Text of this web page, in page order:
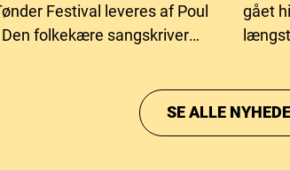
Festival leveres af Poul
Den folkekære sangskriver
årtier har samlet publikum
sange og historier.
gået
SE ALLE